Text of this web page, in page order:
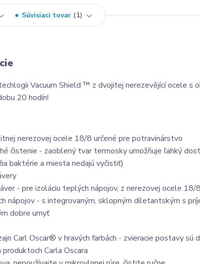
Súvisiaci tovar 1
Vacuum Shield ™ z dvojitej nerezevějící ocele s
20 hodín!
nerezovej ocele 18/8 určené pre potravinárstvo
čistenie - zaoblený tvar termosky umožňuje ľahký
baktérie a miesta nedajú vyčistiť)
- pre izoláciu teplých nápojov, z nerezovej ocele
nápojov - s integrovaným, sklopným diletantským s
dobre umyť
Carl Oscar® v hravých farbách - zvieracie postavy
Carla Oscara